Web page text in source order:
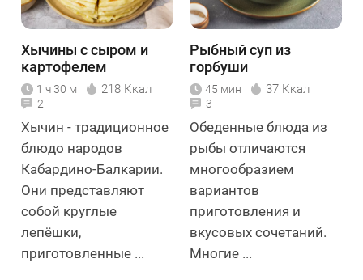
Хычины с сыром и
картофелем
1 ч 30 м 218 Ккал
2
Хычин - традиционное
блюдо народов
Кабардино-Балкарии.
Они представляют
собой круглые
лепёшки,
приготовленные ...
Рыбный суп из
горбуши
45 мин 37 Ккал
3
Обеденные блюда из
рыбы отличаются
многообразием
вариантов
приготовления и
вкусовых сочетаний.
Многие ...